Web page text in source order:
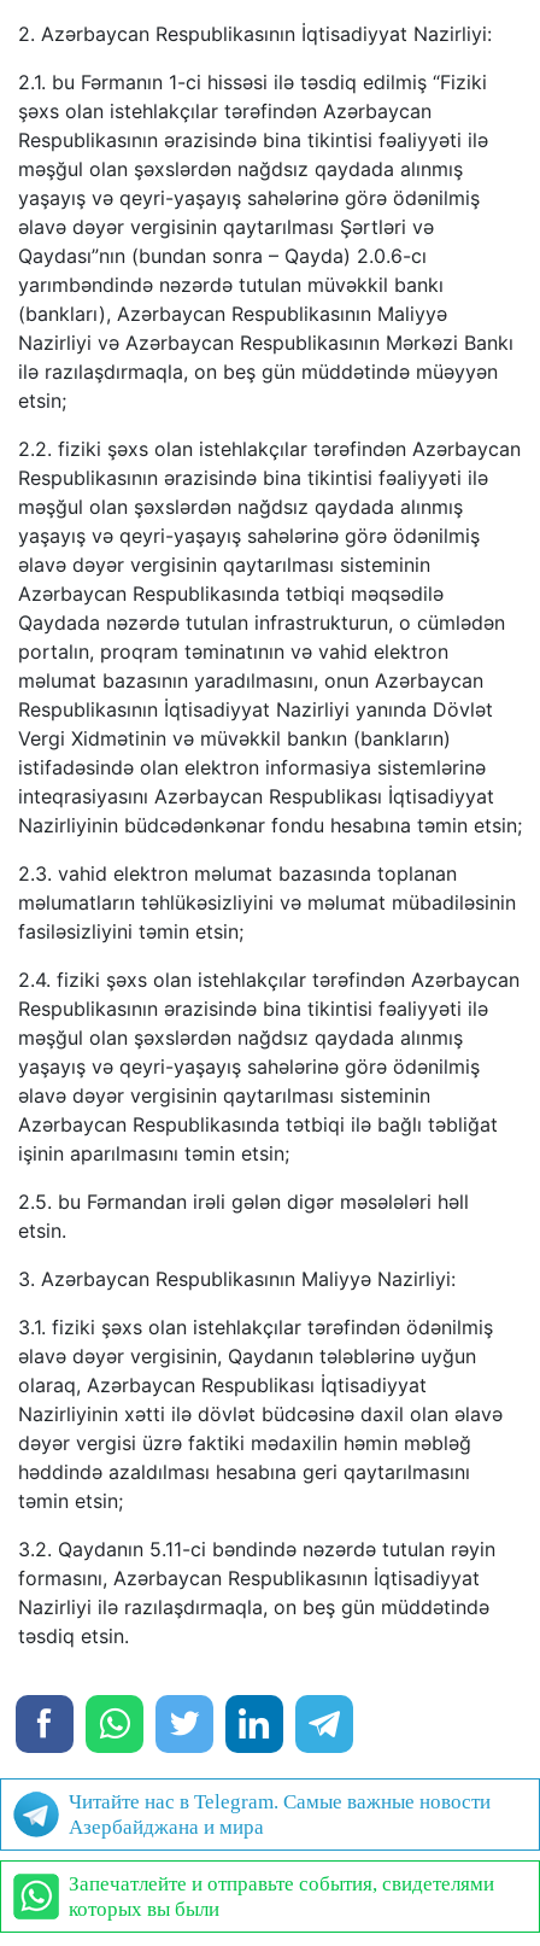
2. Azərbaycan Respublikasının İqtisadiyyat Nazirliyi:
2.1. bu Fərmanın 1-ci hissəsi ilə təsdiq edilmiş “Fiziki
şəxs olan istehlakçılar tərəfindən Azərbaycan
Respublikasının ərazisində bina tikintisi fəaliyyəti ilə
məşğul olan şəxslərdən nağdsız qaydada alınmış
yaşayış və qeyri-yaşayış sahələrinə görə ödənilmiş
əlavə dəyər vergisinin qaytarılması Şərtləri və
Qaydası”nın (bundan sonra – Qayda) 2.0.6-cı
yarımbəndində nəzərdə tutulan müvəkkil bankı
(bankları), Azərbaycan Respublikasının Maliyyə
Nazirliyi və Azərbaycan Respublikasının Mərkəzi Bankı
ilə razılaşdırmaqla, on beş gün müddətində müəyyən
etsin;
2.2. fiziki şəxs olan istehlakçılar tərəfindən Azərbaycan
Respublikasının ərazisində bina tikintisi fəaliyyəti ilə
məşğul olan şəxslərdən nağdsız qaydada alınmış
yaşayış və qeyri-yaşayış sahələrinə görə ödənilmiş
əlavə dəyər vergisinin qaytarılması sisteminin
Azərbaycan Respublikasında tətbiqi məqsədilə
Qaydada nəzərdə tutulan infrastrukturun, o cümlədən
portalın, proqram təminatının və vahid elektron
məlumat bazasının yaradılmasını, onun Azərbaycan
Respublikasının İqtisadiyyat Nazirliyi yanında Dövlət
Vergi Xidmətinin və müvəkkil bankın (bankların)
istifadəsində olan elektron informasiya sistemlərinə
inteqrasiyasını Azərbaycan Respublikası İqtisadiyyat
Nazirliyinin büdcədənkənar fondu hesabına təmin etsin;
2.3. vahid elektron məlumat bazasında toplanan
məlumatların təhlükəsizliyini və məlumat mübadiləsinin
fasiləsizliyini təmin etsin;
2.4. fiziki şəxs olan istehlakçılar tərəfindən Azərbaycan
Respublikasının ərazisində bina tikintisi fəaliyyəti ilə
məşğul olan şəxslərdən nağdsız qaydada alınmış
yaşayış və qeyri-yaşayış sahələrinə görə ödənilmiş
əlavə dəyər vergisinin qaytarılması sisteminin
Azərbaycan Respublikasında tətbiqi ilə bağlı təbliğat
işinin aparılmasını təmin etsin;
2.5. bu Fərmandan irəli gələn digər məsələləri həll
etsin.
3. Azərbaycan Respublikasının Maliyyə Nazirliyi:
3.1. fiziki şəxs olan istehlakçılar tərəfindən ödənilmiş
əlavə dəyər vergisinin, Qaydanın tələblərinə uyğun
olaraq, Azərbaycan Respublikası İqtisadiyyat
Nazirliyinin xətti ilə dövlət büdcəsinə daxil olan əlavə
dəyər vergisi üzrə faktiki mədaxilin həmin məbləğ
həddində azaldılması hesabına geri qaytarılmasını
təmin etsin;
3.2. Qaydanın 5.11-ci bəndində nəzərdə tutulan rəyin
formasını, Azərbaycan Respublikasının İqtisadiyyat
Nazirliyi ilə razılaşdırmaqla, on beş gün müddətində
təsdiq etsin.
Читайте нас в Telegram. Самые важные новости
Азербайджана и мира
Запечатлейте и отправьте события, свидетелями
которых вы были